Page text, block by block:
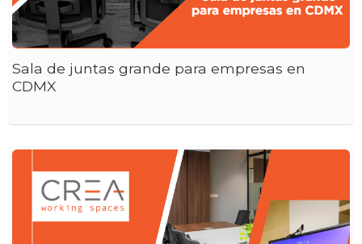
Sala de juntas grande para empresas en
CDMX